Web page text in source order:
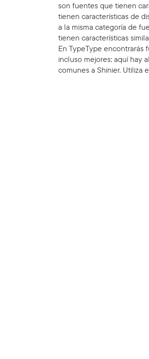
son fuentes que tienen
tienen características de
a la misma categoría de
tienen características
En TypeType encontrarás
incluso mejores: aquí hay
comunes a Shinier. Utiliza